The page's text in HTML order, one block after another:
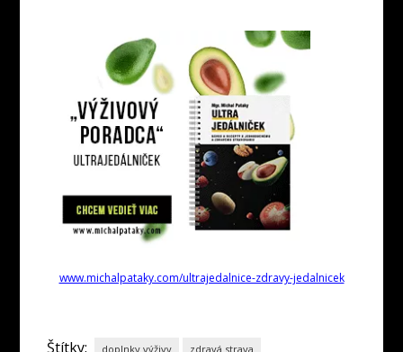
www.michalpataky.com/ultrajedalnice-zdravy-jedalnicek
Štítky: doplnky výživy zdravá strava